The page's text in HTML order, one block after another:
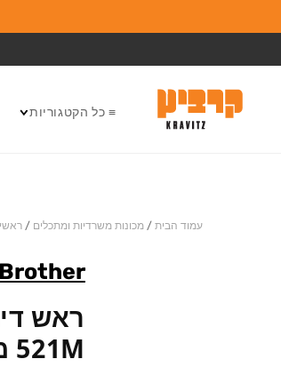
≡ כל הקטגוריות
עמוד הבית / מכונות משרדיות ומתכלים / ראשי
Brother
521M מגנטה